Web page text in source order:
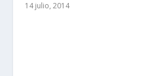
14 julio, 2014